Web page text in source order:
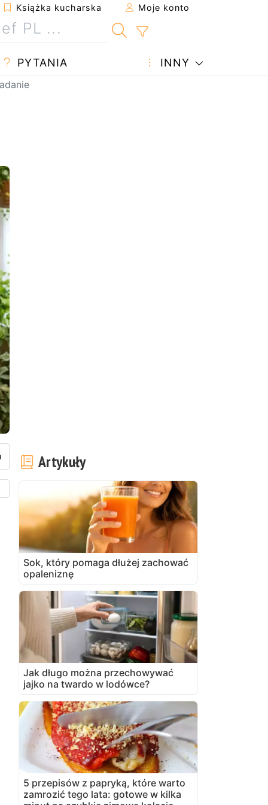
Książka kucharska Moje konto
PYTANIA INNY
Artykuły
Sok, który pomaga dłużej zachować
opaleniznę
Jak długo można przechowywać
jajko na twardo w lodówce?
5 przepisów z papryką, które warto
zamrozić tego lata: gotowe w kilka